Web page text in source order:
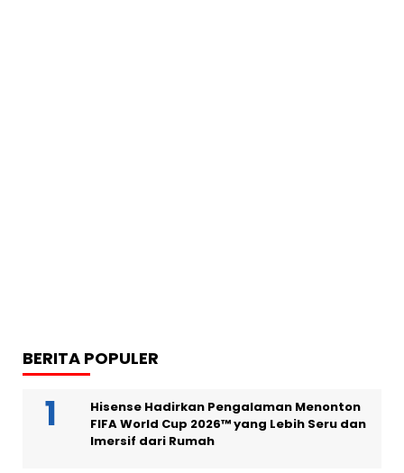
BERITA POPULER
Hisense Hadirkan Pengalaman Menonton
FIFA World Cup 2026™ yang Lebih Seru dan
Imersif dari Rumah